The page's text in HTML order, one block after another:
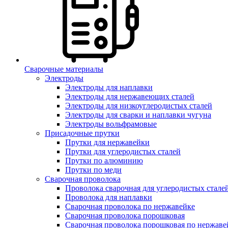
Сварочные материалы
Электроды
Электроды для наплавки
Электроды для нержавеющих сталей
Электроды для низкоуглеродистых сталей
Электроды для сварки и наплавки чугуна
Электроды вольфрамовые
Присадочные прутки
Прутки для нержавейки
Прутки для углеродистых сталей
Прутки по алюминию
Прутки по меди
Сварочная проволока
Проволока сварочная для углеродистых
Проволока для наплавки
Сварочная проволока по нержавейке
Сварочная проволока порошковая
Сварочная проволока порошковая по